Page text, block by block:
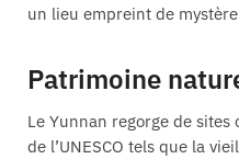
un lieu empreint de
Patrimoine
Le Yunnan regorge de
de l’UNESCO tels que la